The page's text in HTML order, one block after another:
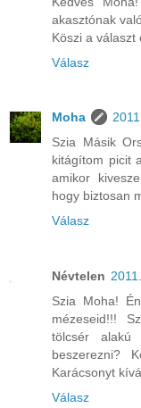
akasztónak
Köszi a választ
Válasz
Moha
Szia Másik
kitágítom picit
amikor
hogy biztosan
Válasz
Névtelen
Szia Moha!
mézeseid!!!
tölcsér alakú
beszerezni?
Karácsonyt
Válasz